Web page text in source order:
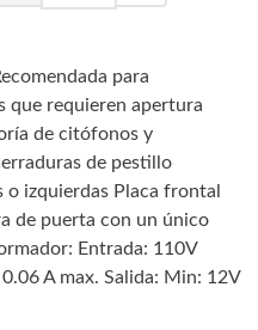
para
que requieren apertura
de citófonos y
de pestillo
o izquierdas Placa frontal
de puerta con un único
Entrada: 110V
A max. Salida: Min: 12V